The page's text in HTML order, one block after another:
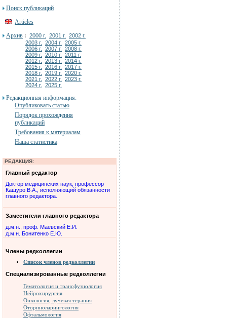
Поиск публикаций
Articles
Архив : 2000 г. 2001 г.
2002 г.
2003 г.
2004 г.
2005 г.
2006 г.
2007 г.
2008 г.
2009 г.
2010 г.
2011 г.
2012 г.
2013 г.
2014 г.
2015 г.
2016 г.
2017 г.
2018 г.
2019 г.
2020 г.
2021 г.
2022 г.
2023 г.
2024 г.
2025 г.
Редакционная информация:
Опубликовать статью
Порядок прохождения
публикаций
Требования к материалам
Наша статистика
РЕДАКЦИЯ:
Главный редактор
Доктор медицинских наук, профессор
Кашуро В.А., исполняющий обязанности
главного редактора.
Заместители главного редактора
д.м.н., проф. Маевский Е.И.
д.м.н. Бонитенко Е.Ю.
Члены редколлегии
Список членов редколлегии
Специализированные редколлегии
Гематология и трансфузиология
Нейрохирургия
Онкология, лучевая терапия
Оториноларингология
Офтальмология